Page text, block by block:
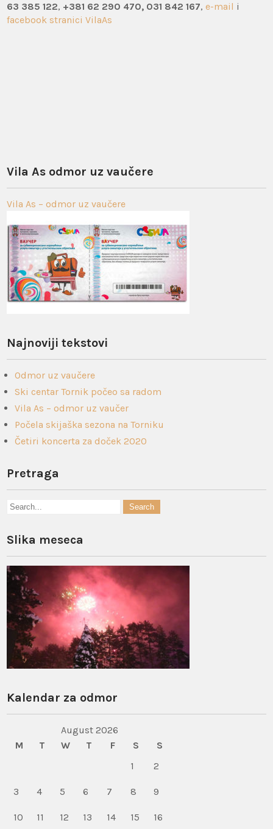
63 385 122, +381 62 290 470, 031 842 167,e-mail i
facebook stranici VilaAs
Vila As odmor uz vaučere
Vila As – odmor uz vaučere
Najnoviji tekstovi
Odmor uz vaučere
Ski centar Tornik počeo sa radom
Vila As – odmor uz vaučer
Počela skijaška sezona na Torniku
Četiri koncerta za doček 2020
Pretraga
Slika meseca
Kalendar za odmor
August 2026
M
T W T F S
S
1
2
3 4 5 6 7 8 9
10 11 12 13 14 15 16